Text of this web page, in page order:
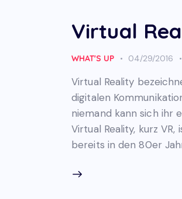
Virtual
WHAT'S UP 04/29/2016
Virtual Reality
digitalen
niemand kann sich ihr
Virtual Reality, kurz
bereits in den 80er